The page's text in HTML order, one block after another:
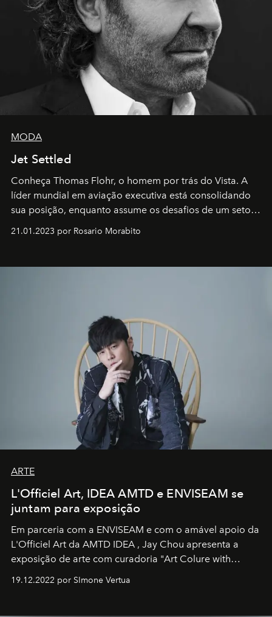
MODA
Jet Settled
Conheça Thomas Flohr, o homem por trás do Vista. A
líder mundial em aviação executiva está consolidando
sua posição, enquanto assume os desafios de um setor
21.01.2023 por Rosario Morabito
ARTE
L'Officiel Art, IDEA AMTD e ENVISEAM se
juntam para exposição
Em parceria com a ENVISEAM e com o amável apoio da
L'Officiel Art da AMTD IDEA , Jay Chou apresenta a
exposição de arte com curadoria "Art Colure with
19.12.2022 por SImone Vertua